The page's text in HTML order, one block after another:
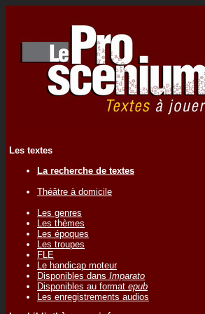
Les textes
La recherche de textes
Théâtre à domicile
Les genres
Les thèmes
Les époques
Les troupes
FLE
Le handicap moteur
Disponibles dans Imparato
Disponibles au format epub
Les enregistrements audios